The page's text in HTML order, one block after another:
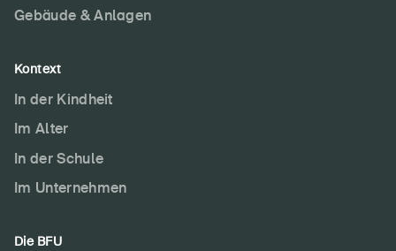
Gebäude & Anlagen
Kontext
In der Kindheit
Im Alter
In der Schule
Im Unternehmen
Die BFU